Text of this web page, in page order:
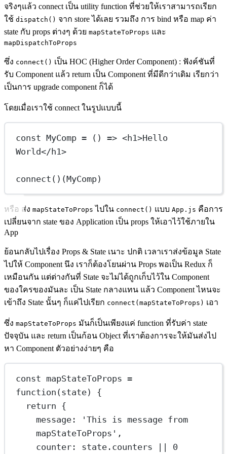
จริงๆแล้ว connect เป็น utility function ที่ช่วยให้เราสามารถเรียก
ใช้ dispatch() จาก store ได้เลย รวมถึง การ bind หรือ map ค่า
state กับ props ต่างๆ ด้วย mapStateToProps และ
mapDispatchToProps
ซึ่ง connect() เป็น HOC (Higher Order Component) : ฟังค์ชันที่
รับ Component แล้ว return เป็น Component ที่มีดีกว่าเดิม เรียกว่า
เป็นการ upgrade component ก็ได้
โดยเมื่อเราใช้ connect ในรูปแบบนี้
const MyComp = () => <h1>Hello
World</h1>
connect ()(MyComp)
หรือ ส่ง mapStateToProps ไปใน connect() แบบ App.js คือการ
เปลี่ยนจาก state ของ Application เป็น props ให้เอาไว้ใช้ภายใน
App
ย้อนกลับไปเรื่อง Props & State เนาะ ปกติ เวลาเราส่งข้อมูล State
ไปให้ Component นึง เราก็ต้องโยนผ่าน Props พอเป็น Redux ก็
เหมือนกัน แต่ต่างกันที่ State จะไม่ได้ถูกเก็บไว้ใน Component
ของใครของมันละ เป็น State กลางแทน แล้ว Component ไหนจะ
เข้าถึง State นั้นๆ ก็แค่ไปเรียก connect(mapStateToProps) เอา
ซึ่ง mapStateToProps มันก็เป็นเพียงแค่ function ที่รับค่า state
ปัจจุบัน และ return เป็นก้อน Object ที่เราต้องการจะให้มันส่งไป
หา Component ตัวอย่างง่ายๆ คือ
const mapStateToProps =
function (state) {
return {
message:
'This is message from
mapStateToProps' ,
counter: state.counters
|| 0